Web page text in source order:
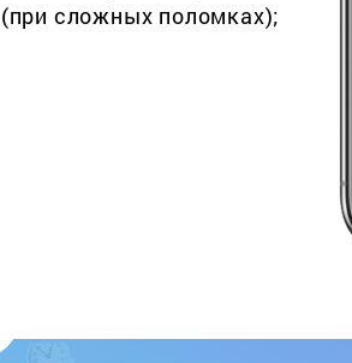
(при сложных поломках);